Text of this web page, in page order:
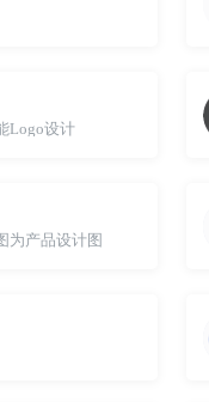
Logo设计
为产品设计图